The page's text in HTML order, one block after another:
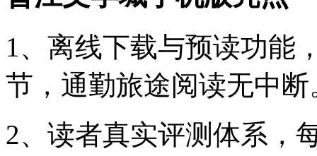
1、离线下载与预读功能
节，通勤旅途阅读无中断
2、读者真实评测体系，